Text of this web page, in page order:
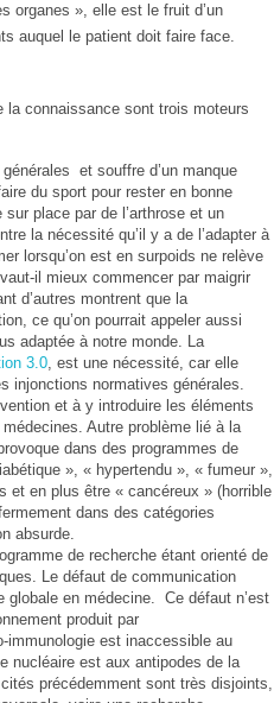
organes », elle est le fruit d’un
auquel le patient doit faire face.
la connaissance sont trois moteurs
et souffre d’un manque
du sport pour rester en bonne
place par de l’arthrose et un
la nécessité qu’il y a de l’adapter à
lorsqu’on est en surpoids ne relève
il mieux commencer par maigrir
d’autres montrent que la
ce qu’on pourrait appeler aussi
adaptée à notre monde. La
3.0, est une nécessité, car elle
injonctions normatives générales.
et à y introduire les éléments
Autre problème lié à la
dans des programmes de
», « hypertendu », « fumeur »,
et en plus être « cancéreux » (horrible
dans des catégories
absurde.
de recherche étant orienté de
Le défaut de communication
en médecine. Ce défaut n’est
produit par
immunologie est inaccessible au
nucléaire est aux antipodes de la
précédemment sont très disjoints,